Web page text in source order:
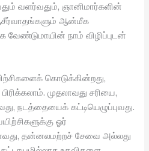
வளர்வதும், ஞானிமார்களின்
ஆன்மீக
வேண்டுமாயின் நாம் விழிப்புடன்
கொடுக்கின்றது,
முதலாவது சரியை,
நடத்தையைக் கட்டியெழுப்புவது.
ஓர்
தன்னலமற்றச் சேவை அல்லது